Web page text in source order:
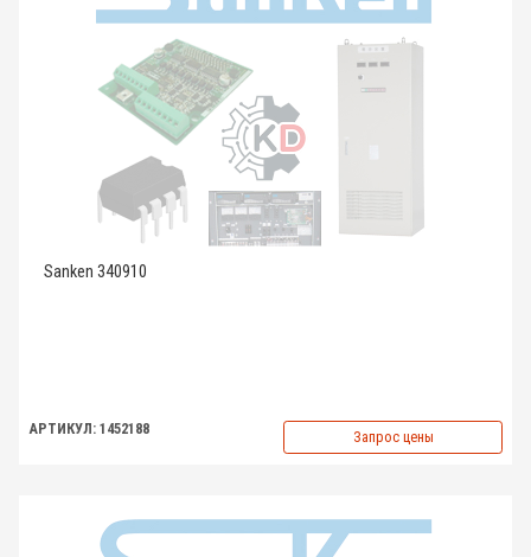
Sanken 340910
АРТИКУЛ: 1452188 Запрос цены